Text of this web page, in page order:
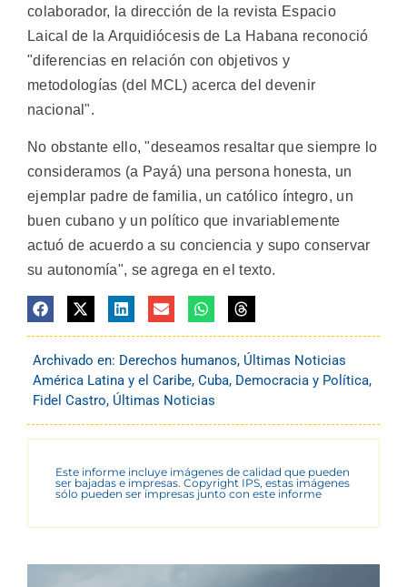
colaborador, la dirección de la revista Espacio
Laical de la Arquidiócesis de La Habana reconoció
"diferencias en relación con objetivos y
metodologías (del MCL) acerca del devenir
nacional".
No obstante ello, "deseamos resaltar que siempre lo
consideramos (a Payá) una persona honesta, un
ejemplar padre de familia, un católico íntegro, un
buen cubano y un político que invariablemente
actuó de acuerdo a su conciencia y supo conservar
su autonomía", se agrega en el texto.
Archivado en: Derechos humanos, Últimas Noticias
América Latina y el Caribe, Cuba, Democracia y Política,
Fidel Castro, Últimas Noticias
Este informe incluye imágenes de calidad que pueden
ser bajadas e impresas. Copyright IPS, estas imágenes
sólo pueden ser impresas junto con este informe